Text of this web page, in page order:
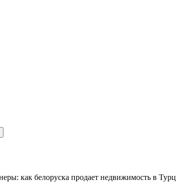
как белоруска продает недвижимость в